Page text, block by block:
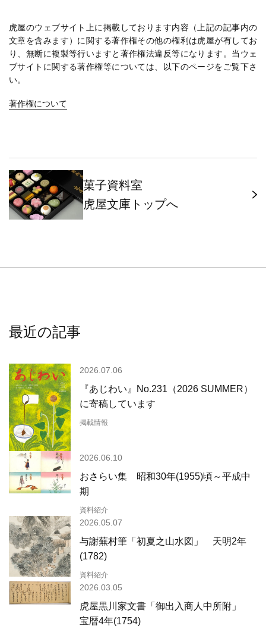
虎屋のウェブサイト上に掲載しております内容（上記の記事内の
文章を含みます）に関する著作権その他の権利は虎屋が有してお
り、無断に複製等行いますと著作権法違反等になります。当ウェ
ブサイトに関する著作権等については、以下のページをご覧下さ
い。
著作権について
菓子資料室
虎屋文庫トップへ
最近の記事
『あじわい』No.231（2026 SUMMER）
に寄稿しています
2026.07.06
掲載情報
おさらい集 昭和30年(1955)頃～平成中
期
2026.06.10
資料紹介
与謝蕪村筆「初夏之山水図」 天明2年
(1782)
2026.05.07
資料紹介
虎屋黒川家文書「御出入商人中所附」
宝暦4年(1754)
2026.03.05